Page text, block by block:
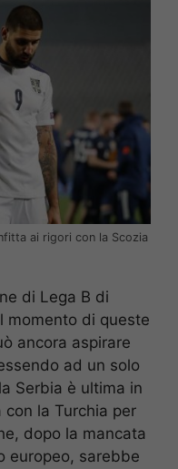
ai rigori con la Scozia
di Lega B di
momento di queste
ancora aspirare
ad un solo
Serbia è ultima in
la Turchia per
dopo la mancata
europeo, sarebbe